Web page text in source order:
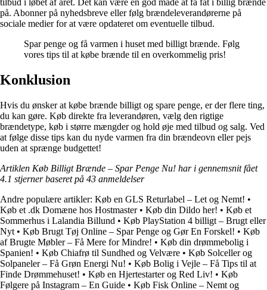
tilbud i løbet af året. Det kan være en god måde at få fat i billig brænde
på. Abonner på nyhedsbreve eller følg brændeleverandørerne på
sociale medier for at være opdateret om eventuelle tilbud.
Spar penge og få varmen i huset med billigt brænde. Følg
vores tips til at købe brænde til en overkommelig pris!
Konklusion
Hvis du ønsker at købe brænde billigt og spare penge, er der flere ting,
du kan gøre. Køb direkte fra leverandøren, vælg den rigtige
brændetype, køb i større mængder og hold øje med tilbud og salg. Ved
at følge disse tips kan du nyde varmen fra din brændeovn eller pejs
uden at sprænge budgettet!
Artiklen Køb Billigt Brænde – Spar Penge Nu! har i gennemsnit fået
4.1 stjerner baseret på 43 anmeldelser
Andre populære artikler: Køb en GLS Returlabel – Let og Nemt! •
Køb et .dk Domæne hos Hostmaster• Køb din Dildo her! • Køb et
Sommerhus i Lalandia Billund • Køb PlayStation 4 billigt – Brugt eller
Nyt • Køb Brugt Tøj Online – Spar Penge og Gør En Forskel! • Køb
af Brugte Møbler – Få Mere for Mindre! • Køb din drømmebolig i
Spanien! • Køb Chiafrø til Sundhed og Velvære • Køb Solceller og
Solpaneler – Få Grøn Energi Nu! • Køb Bolig i Vejle – Få Tips til at
Finde Drømmehuset! • Køb en Hjertestarter og Red Liv! • Køb
Følgere på Instagram – En Guide • Køb Fisk Online – Nemt og